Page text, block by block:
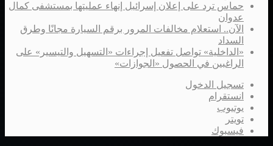
حماس ترد على إعلان إسرائيل إنهاء عمليتها بمستشفى كمال
عدوان
الآن.. استعلام مخالفات المرور برقم السيارة مجانًا وطرق
السداد
«الداخلية» تواصل تفعيل إجراءات «التسهيل والتيسير» على
الراغبين في الحصول «الجوازات»
تسجيل الدخول
انستقرام
يوتيوب
تويتر
فيسبوك